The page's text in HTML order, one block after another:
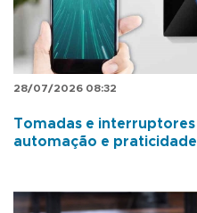
28/07/2026 08:32
Tomadas e
automação e